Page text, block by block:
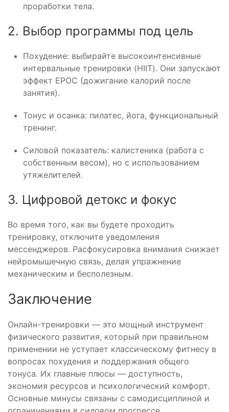
проработки тела.
2. Выбор программы под цель
Похудение: выбирайте высокоинтенсивные
интервальные тренировки (HIIT). Они запускают
эффект EPOC (дожигание калорий после
занятия).
Тонус и осанка: пилатес, йога, функциональный
тренинг.
Силовой показатель: калистеника (работа с
собственным весом), но с использованием
утяжелителей.
3. Цифровой детокс и фокус
Во время того, как вы будете проходить
тренировку, отключите уведомления
мессенджеров. Расфокусировка внимания снижает
нейромышечную связь, делая упражнение
механическим и бесполезным.
Заключение
Онлайн-тренировки — это мощный инструмент
физического развития, который при правильном
применении не уступает классическому фитнесу в
вопросах похудения и поддержания общего
тонуса. Их главные плюсы — доступность,
экономия ресурсов и психологический комфорт.
Основные минусы связаны с самодисциплиной и